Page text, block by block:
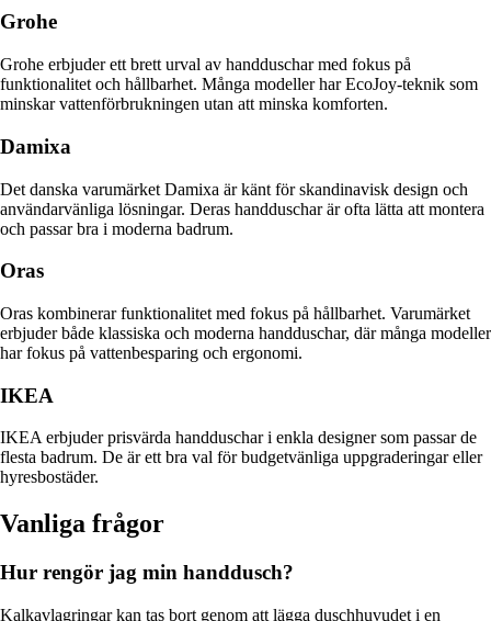
Grohe
Grohe erbjuder ett brett urval av handduschar med fokus på
funktionalitet och hållbarhet. Många modeller har EcoJoy-teknik som
minskar vattenförbrukningen utan att minska komforten.
Damixa
Det danska varumärket Damixa är känt för skandinavisk design och
användarvänliga lösningar. Deras handduschar är ofta lätta att montera
och passar bra i moderna badrum.
Oras
Oras kombinerar funktionalitet med fokus på hållbarhet. Varumärket
erbjuder både klassiska och moderna handduschar, där många modeller
har fokus på vattenbesparing och ergonomi.
IKEA
IKEA erbjuder prisvärda handduschar i enkla designer som passar de
flesta badrum. De är ett bra val för budgetvänliga uppgraderingar eller
hyresbostäder.
Vanliga frågor
Hur rengör jag min handdusch?
Kalkavlagringar kan tas bort genom att lägga duschhuvudet i en